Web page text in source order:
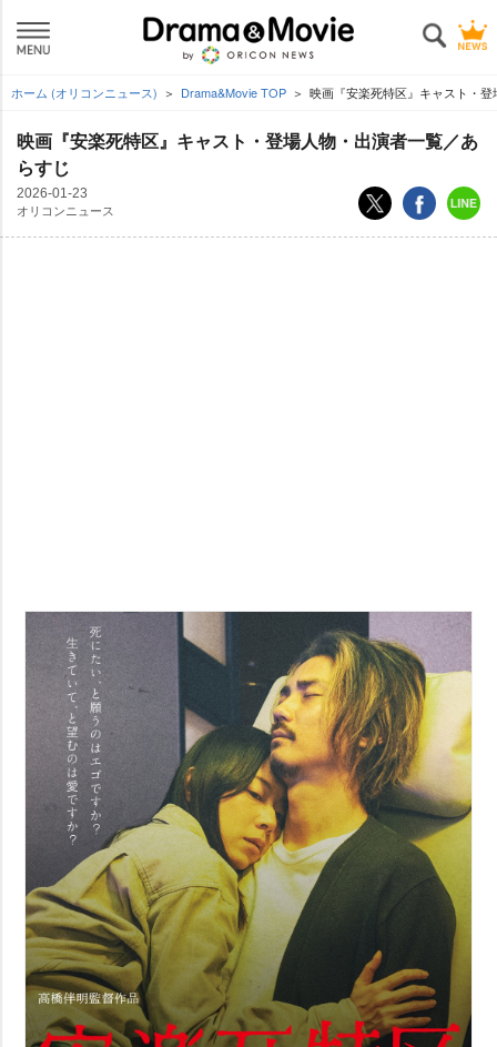
ホーム (オリコンニュース) Drama&Movie TOP 映画『安楽死特区』キャスト・
映画『安楽死特区』キャスト・登場人物・出演者一覧／あ
らすじ
2026-01-23
オリコンニュース